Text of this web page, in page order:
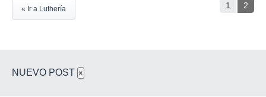
1 2
« Ir a Luthería
NUEVO POST ×